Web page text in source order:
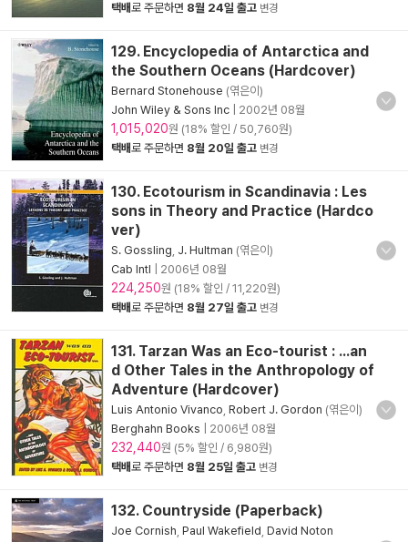
택배로 주문하면 8월 24일 출고 변경
129. Encyclopedia of Antarctica and
the Southern Oceans (Hardcover)
Bernard Stonehouse (엮은이)
John Wiley & Sons Inc
2002년 08월
1,015,020원 (18% 할인 / 50,760원)
택배로 주문하면 8월 20일 출고 변경
130. Ecotourism in Scandinavia : Les
sons in Theory and Practice (Hardco
ver)
S. Gossling J. Hultman (엮은이)
Cab Intl
2006년 08월
224,250원 (18% 할인 / 11,220원)
택배로 주문하면 8월 27일 출고 변경
131. Tarzan Was an Eco-tourist : ...an
d Other Tales in the Anthropology of
Adventure (Hardcover)
Luis Antonio Vivanco Robert J. Gordon (엮은이)
Berghahn Books
2006년 08월
232,440원 (5% 할인 / 6,980원)
택배로 주문하면 8월 25일 출고 변경
132. Countryside (Paperback)
Joe Cornish Paul Wakefield David Noton